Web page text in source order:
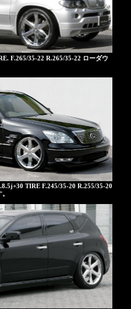
F.265/35-22 R.265/35-22 ローダウ
TIRE F.245/35-20 R.255/35-20